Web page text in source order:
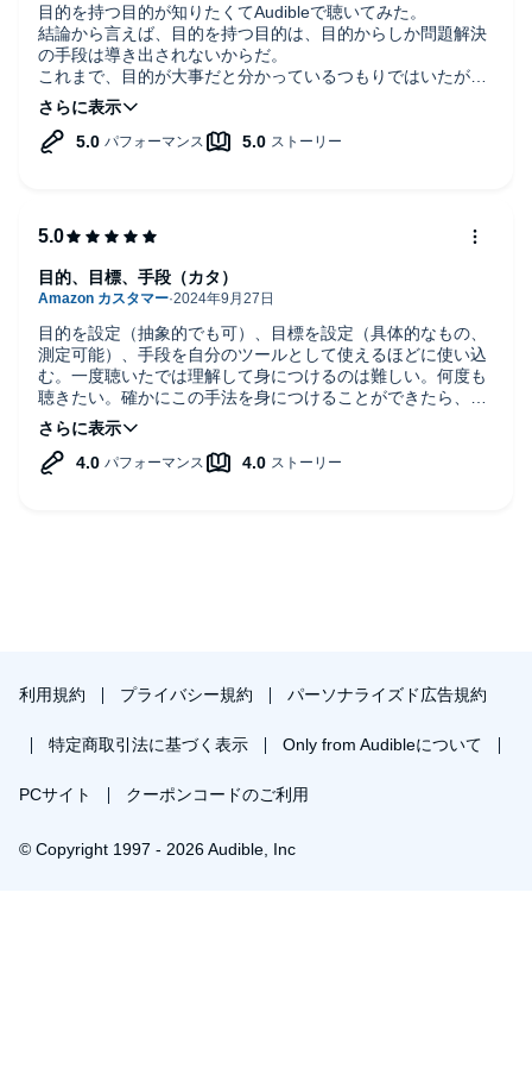
目的を持つ目的が知りたくてAudibleで聴いてみた。
結論から言えば、目的を持つ目的は、目的からしか問題解決
の手段は導き出されないからだ。
これまで、目的が大事だと分かっているつもりではいたが、
目標や手段との関連性に納得感を持てていなかったように思
う。
具体的には、体重が増えた→体重を減らす、といった具合
それにより、やるべきことが自ずと絞られる。
その結果、選択と集中が高まる。
型の守破離に代表されるが、そこには膨大な取捨選択がある
ことを忘れてはならない。
本書の型とも言える、「それは何のために？」という目的に
対する問いを積み重ねることが、あらゆる問題解決に必要不
可欠と言えるだろう。
本書における手段という言葉の定義は、戦略への確信であ
る。
手段を導き出すのではなく、目的起点により手段は導き出さ
れることを肝に命じておこう。
ガンジーよろしく、まず目的を見つけるのだ。
目的を設定（抽象的でも可）、目標を設定（具体的なもの、
測定可能）、手段を自分のツールとして使えるほどに使い込
む。一度聴いたでは理解して身につけるのは難しい。何度も
聴きたい。確かにこの手法を身につけることができたら、
色々な課題を解決できそう。
目的、目標、手段（カタ）
利用規約 プライバシー規約 パーソナライズド広告規約
特定商取引法に基づく表示 Only from Audibleについて
PCサイト クーポンコードのご利用
© Copyright 1997 - 2026 Audible, Inc